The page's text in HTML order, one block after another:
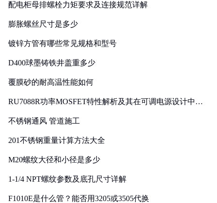
配电柜母排螺栓力矩要求及连接规范详解
膨胀螺丝尺寸是多少
镀锌方管有哪些常见规格和型号
D400球墨铸铁井盖重多少
覆膜砂的耐高温性能如何
RU7088R功率MOSFET特性解析及其在可调电源设计中的
不锈钢通风 管道施工
201不锈钢重量计算方法大全
M20螺纹大径和小径是多少
1-1/4 NPT螺纹参数及底孔尺寸详解
F1010E是什么管？能否用3205或3505代换